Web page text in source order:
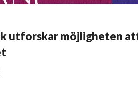
utforskar möjligheten